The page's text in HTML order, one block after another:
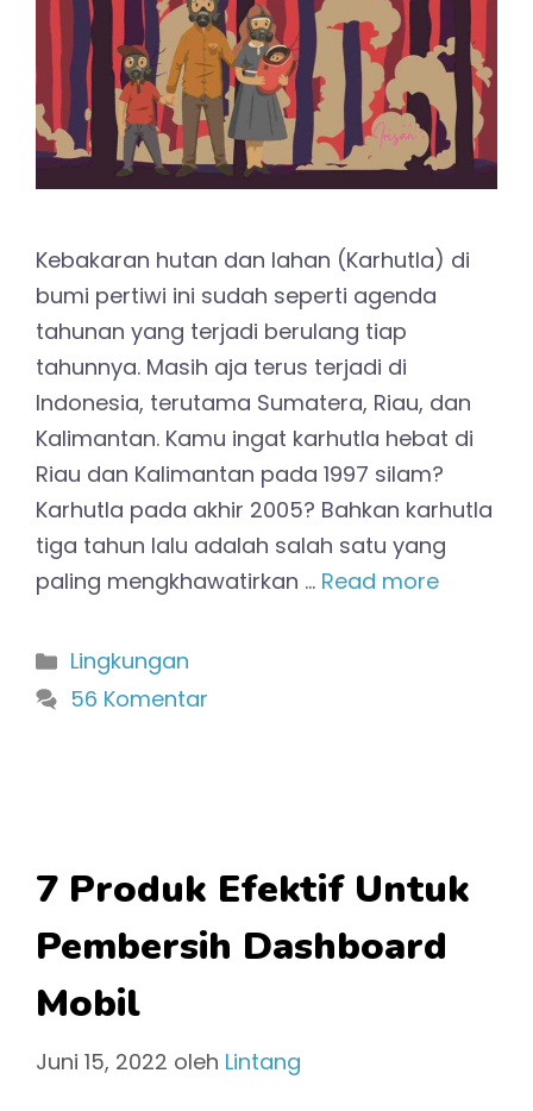
Kebakaran hutan dan lahan (Karhutla) di
bumi pertiwi ini sudah seperti agenda
tahunan yang terjadi berulang tiap
tahunnya. Masih aja terus terjadi di
Indonesia, terutama Sumatera, Riau, dan
Kalimantan. Kamu ingat karhutla hebat di
Riau dan Kalimantan pada 1997 silam?
Karhutla pada akhir 2005? Bahkan karhutla
tiga tahun lalu adalah salah satu yang
paling mengkhawatirkan … Read more
Kategori
Lingkungan
56 Komentar
7 Produk Efektif Untuk
Pembersih Dashboard
Mobil
Juni 15, 2022 oleh Lintang